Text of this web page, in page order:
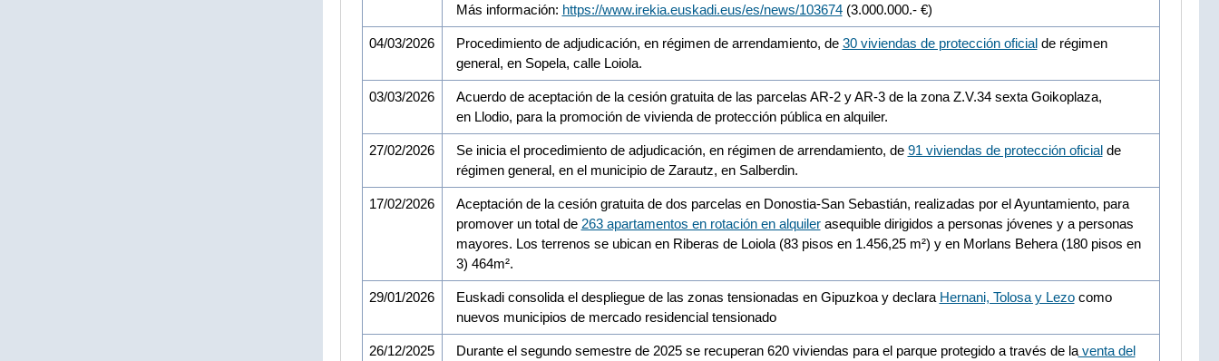
Más información: https://www.irekia.euskadi.eus/es/news/103674(3.000.000.- €)
04/03/2026 Procedimiento de adjudicación, en régimen de arrendamiento, de 30 viviendas de protección oficialde régimen
general, en Sopela, calle Loiola.
03/03/2026
Acuerdo de aceptación de la cesión gratuita de las parcelas AR-2 y AR-3 de la zona Z.V.34 sexta Goikoplaza,
en Llodio, para la promoción de vivienda de protección pública en alquiler.
27/02/2026 Se inicia el procedimiento de adjudicación, en régimen de arrendamiento, de 91 viviendas de protección oficialde
régimen general, en el municipio de Zarautz, en Salberdin.
17/02/2026
Aceptación de la cesión gratuita de dos parcelas en Donostia-San Sebastián, realizadas por el Ayuntamiento, para
promover un total de 263 apartamentos en rotación en alquilerasequible dirigidos a personas jóvenes y a personas
mayores. Los terrenos se ubican en Riberas de Loiola (83 pisos en 1.456,25 m²) y en Morlans Behera (180 pisos en
3) 464m².
29/01/2026 Euskadi consolida el despliegue de las zonas tensionadas en Gipuzkoa y declara Hernani, Tolosa y Lezocomo
nuevos municipios de mercado residencial tensionado
26/12/2025 Durante el segundo semestre de 2025 se recuperan 620 viviendas para el parque protegido a través de laventa del